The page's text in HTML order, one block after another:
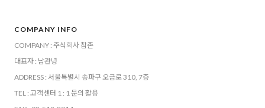
COMPANY INFO
COMPANY : 주식회사 참존
대표자 : 남관녕
ADDRESS : 서울특별시 송파구 오금로 310, 7층
TEL : 고객센터 1 : 1 문의 활용